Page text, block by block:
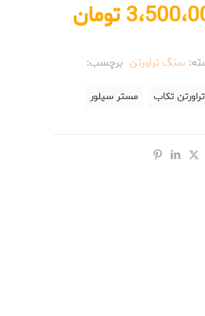
سنگ تراورتن برچسب:
تکاب مستر سیلور